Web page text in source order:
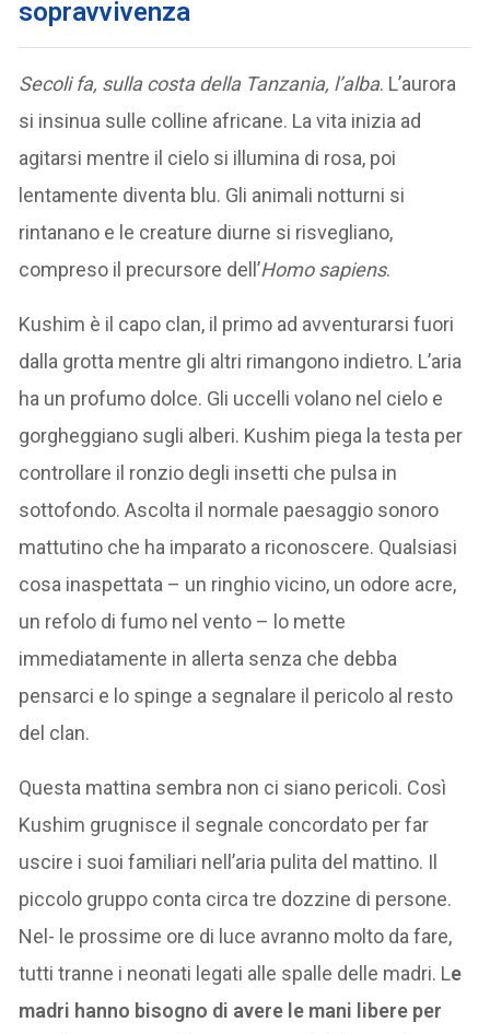
sopravvivenza
Secoli fa, sulla costa della Tanzania, l’alba. L’aurora
si insinua sulle colline africane. La vita inizia ad
agitarsi mentre il cielo si illumina di rosa, poi
lentamente diventa blu. Gli animali notturni si
rintanano e le creature diurne si risvegliano,
compreso il precursore dell’Homo sapiens.
Kushim è il capo clan, il primo ad avventurarsi fuori
dalla grotta mentre gli altri rimangono indietro. L’aria
ha un profumo dolce. Gli uccelli volano nel cielo e
gorgheggiano sugli alberi. Kushim piega la testa per
controllare il ronzio degli insetti che pulsa in
sottofondo. Ascolta il normale paesaggio sonoro
mattutino che ha imparato a riconoscere. Qualsiasi
cosa inaspettata – un ringhio vicino, un odore acre,
un refolo di fumo nel vento – lo mette
immediatamente in allerta senza che debba
pensarci e lo spinge a segnalare il pericolo al resto
del clan.
Questa mattina sembra non ci siano pericoli. Così
Kushim grugnisce il segnale concordato per far
uscire i suoi familiari nell’aria pulita del mattino. Il
piccolo gruppo conta circa tre dozzine di persone.
Nel- le prossime ore di luce avranno molto da fare,
tutti tranne i neonati legati alle spalle delle madri. Le
madri hanno bisogno di avere le mani libere per